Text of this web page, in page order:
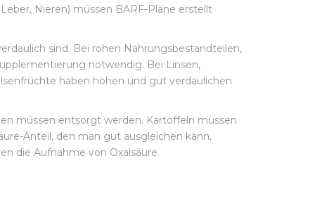
Nieren) müssen BARF-Pläne erstellt
sind. Bei rohen Nahrungsbestandteilen,
notwendig. Bei Linsen,
haben hohen und gut verdaulichen
müssen entsorgt werden. Kartoffeln müssen
Anteil, den man gut ausgleichen kann,
die Aufnahme von Oxalsäure.